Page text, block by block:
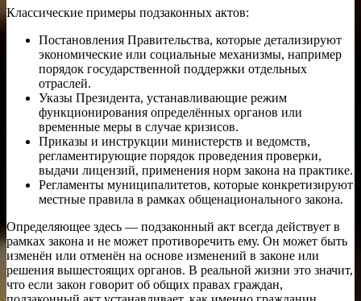
Классические примеры подзаконных актов:
Постановления Правительства, которые детализируют
экономические или социальные механизмы, например
порядок государственной поддержки отдельных
отраслей.
Указы Президента, устанавливающие режим
функционирования определённых органов или
временные меры в случае кризисов.
Приказы и инструкции министерств и ведомств,
регламентирующие порядок проведения проверки,
выдачи лицензий, применения норм закона на практике.
Регламенты муниципалитетов, которые конкретизируют
местные правила в рамках общенационального закона.
Определяющее здесь — подзаконный акт всегда действует в
рамках закона и не может противоречить ему. Он может быть
изменён или отменён на основе изменений в законе или
решения вышестоящих органов. В реальной жизни это значит,
что если закон говорит об общих правах граждан,